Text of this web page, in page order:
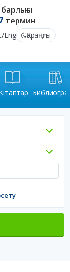
термин
/Eng
Қараңғы
Кітаптар